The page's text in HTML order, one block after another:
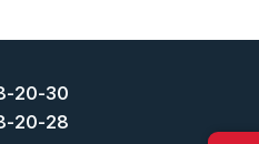
20-30
20-28